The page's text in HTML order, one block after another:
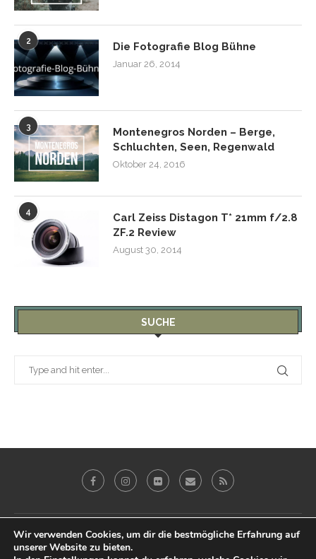
2 Die Fotografie Blog Bühne
Januar 26, 2014
3
Montenegros Norden – Berge,
Schluchten, Seen, Regenwald
Oktober 24, 2016
4
Carl Zeiss Distagon T* 21mm f/2.8
ZF.2 Review
August 30, 2014
SUCHE
Galerie Blog Reviews
Imprint
Datenschutz & Impressum
Wir verwenden Cookies, um dir die bestmögliche Erfahrung auf
unserer Website zu bieten.